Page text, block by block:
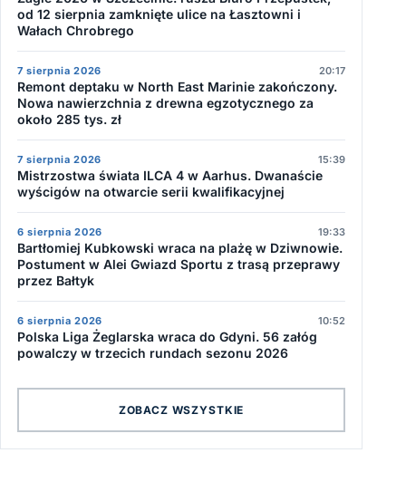
od 12 sierpnia zamknięte ulice na Łasztowni i
Wałach Chrobrego
7 sierpnia 2026 20:17
Remont deptaku w North East Marinie zakończony.
Nowa nawierzchnia z drewna egzotycznego za
około 285 tys. zł
7 sierpnia 2026 15:39
Mistrzostwa świata ILCA 4 w Aarhus. Dwanaście
wyścigów na otwarcie serii kwalifikacyjnej
6 sierpnia 2026 19:33
Bartłomiej Kubkowski wraca na plażę w Dziwnowie.
Postument w Alei Gwiazd Sportu z trasą przeprawy
przez Bałtyk
6 sierpnia 2026 10:52
Polska Liga Żeglarska wraca do Gdyni. 56 załóg
powalczy w trzecich rundach sezonu 2026
ZOBACZ WSZYSTKIE